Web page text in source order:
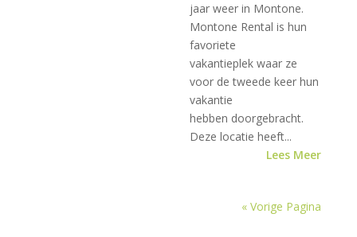
jaar weer in Montone.
Montone Rental is hun
favoriete
vakantieplek waar ze
voor de tweede keer hun
vakantie
hebben doorgebracht.
Deze locatie heeft...
Lees Meer
« Vorige Pagina